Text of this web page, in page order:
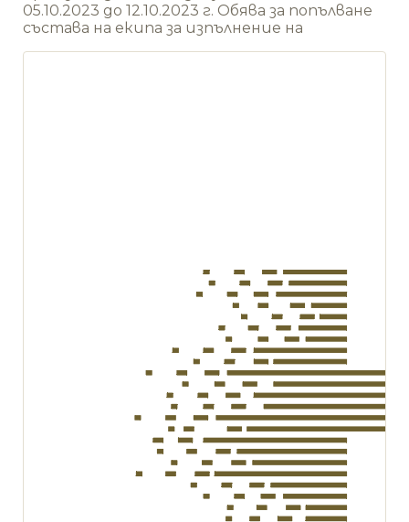
05.10.2023 до 12.10.2023 г. Обява за попълване
състава на екипа за изпълнение на